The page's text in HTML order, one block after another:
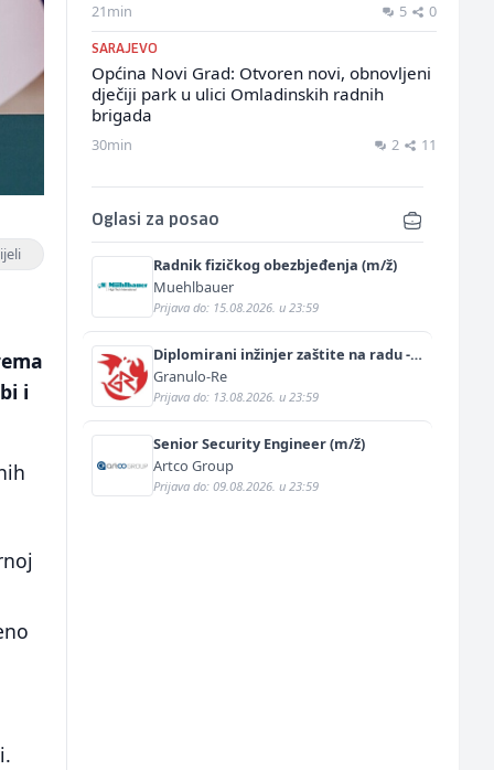
i
21min 5 0
SARAJEVO
Općina Novi Grad: Otvoren novi, obnovljeni
dječiji park u ulici Omladinskih radnih
brigada
30min 2 11
Oglasi za posao
Radnik fizičkog obezbjeđenja (m/ž)
Muehlbauer
Prijava do: 15.08.2026. u 23:59
Diplomirani inžinjer zaštite na radu -
Bachelor inžinjer sigurnosti i pomoći
(m/ž)
Granulo-Re
Prijava do: 13.08.2026. u 23:59
Senior Security Engineer (m/ž)
Artco Group
Prijava do: 09.08.2026. u 23:59